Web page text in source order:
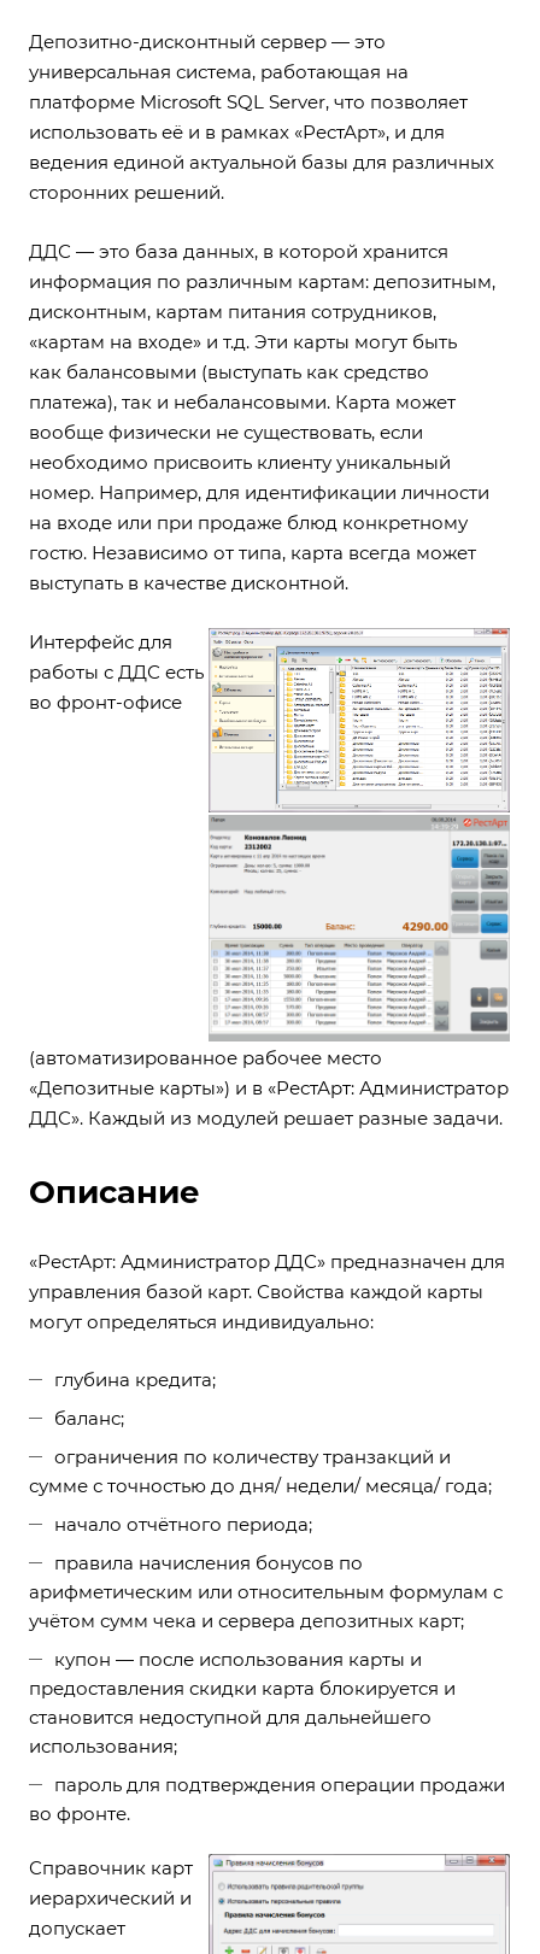
Депозитно-дисконтный сервер — это
универсальная система, работающая на
платформе Microsoft SQL Server, что позволяет
использовать её и в рамках «РестАрт», и для
ведения единой актуальной базы для различных
сторонних решений.
ДДС — это база данных, в которой хранится
информация по различным картам: депозитным,
дисконтным, картам питания сотрудников,
«картам на входе» и т.д. Эти карты могут быть
как балансовыми (выступать как средство
платежа), так и небалансовыми. Карта может
вообще физически не существовать, если
необходимо присвоить клиенту уникальный
номер. Например, для идентификации личности
на входе или при продаже блюд конкретному
гостю. Независимо от типа, карта всегда может
выступать в качестве дисконтной.
Интерфейс для
работы с ДДС есть
во фронт-офисе
(автоматизированное рабочее место
«Депозитные карты») и в «РестАрт: Администратор
ДДС». Каждый из модулей решает разные задачи.
Описание
«РестАрт: Администратор ДДС» предназначен для
управления базой карт. Свойства каждой карты
могут определяться индивидуально:
глубина кредита;
баланс;
ограничения по количеству транзакций и
сумме с точностью до дня/ недели/ месяца/ года;
начало отчётного периода;
правила начисления бонусов по
арифметическим или относительным формулам с
учётом сумм чека и сервера депозитных карт;
купон — после использования карты и
предоставления скидки карта блокируется и
становится недоступной для дальнейшего
использования;
пароль для подтверждения операции продажи
во фронте.
Справочник карт
иерархический и
допускает